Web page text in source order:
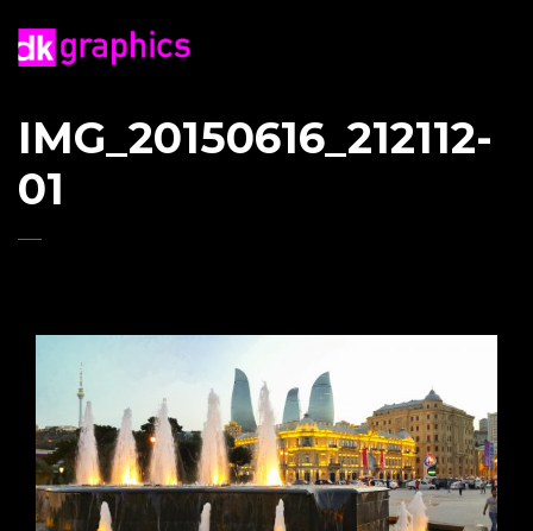
IMG_20150616_212112-
01